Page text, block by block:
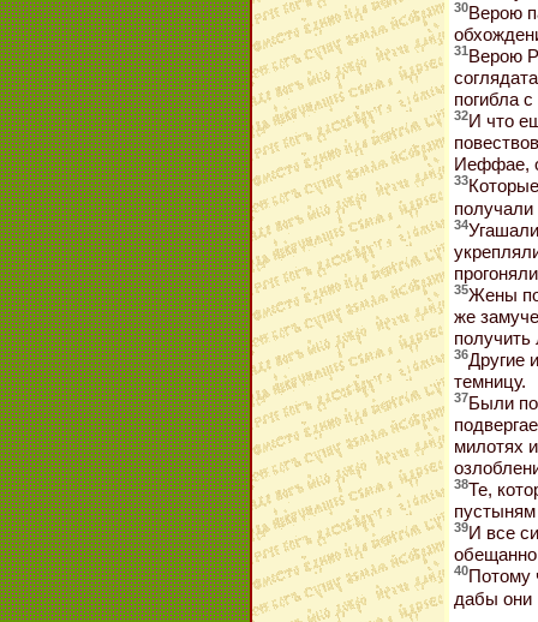
30Верою
31Верою
погибла
32И что
Иеффае,
33
получали
34
35Жены
же
получить
36Другие
темницу.
37Были
милотях
38Те,
39И все
40Потому
дабы они